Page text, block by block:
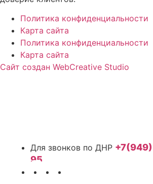
Политика конфиденциальности
Карта сайта
Политика конфиденциальности
Карта сайта
Сайт создан WebCreative Studio
95